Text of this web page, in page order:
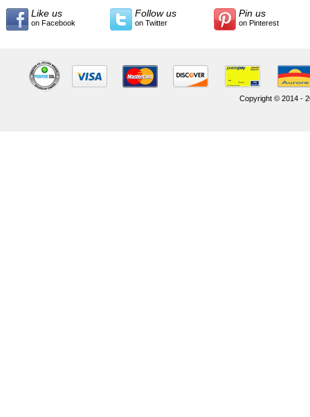
Like us
on Facebook
Follow us
on Twitter
Pin us
on Pinterest
Copyright © 2014 -